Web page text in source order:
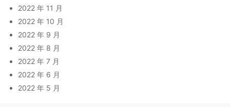
2022 年 11 月
2022 年 10 月
2022 年 9 月
2022 年 8 月
2022 年 7 月
2022 年 6 月
2022 年 5 月